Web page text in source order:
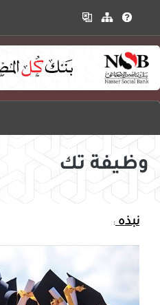
وظيفة تك
نبذه: